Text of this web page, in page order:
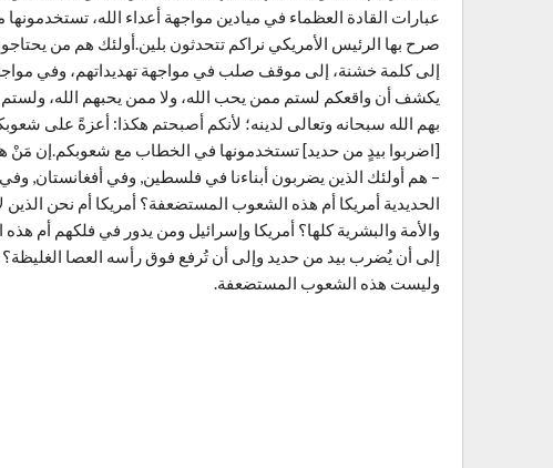
عبارات القادة العظماء في ميادين مواجهة أعداء الله، تستخدمونها
صرح بها الرئيس الأمريكي نراكم تتحدثون بلين.أولئك هم من
إلى كلمة خشنة، إلى موقف صلب في مواجهة تهديداتهم، وفي
يكشف أن واقعكم لستم ممن يحب الله، ولا ممن يحبهم الله،
بهم الله سبحانه وتعالى لدينه؛ لأنكم أصبحتم هكذا: أعزةً على
[اضربوا بيدٍ من حديد] تستخدمونها في الخطاب مع شعوبكم.إن مَنْ
– هم أولئك الذين يضربون أبناءنا في فلسطين, وفي أفغانستان, وفي
الحديدية أمريكا أم هذه الشعوب المستضعفة؟ أمريكا أم نحن
والأمة والبشرية كلها؟ أمريكا وإسرائيل ومن يدور في فلكهم أم
إلى أن يُضرب بيد من حديد وإلى أن تُرفع فوق رأسه العصا الغليظة؟
وليست هذه الشعوب المستضعفة.